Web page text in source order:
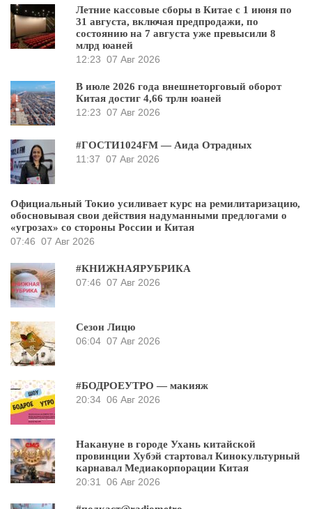
Летние кассовые сборы в Китае с 1 июня по
31 августа, включая предпродажи, по
состоянию на 7 августа уже превысили 8
млрд юаней
12:23 07 Авг 2026
В июле 2026 года внешнеторговый оборот
Китая достиг 4,66 трлн юаней
12:23 07 Авг 2026
#ГОСТИ1024FM — Аида Отрадных
11:37 07 Авг 2026
Официальный Токио усиливает курс на ремилитаризацию,
обосновывая свои действия надуманными предлогами о
«угрозах» со стороны России и Китая
07:46 07 Авг 2026
#КНИЖНАЯРУБРИКА
07:46 07 Авг 2026
Сезон Лицю
06:04 07 Авг 2026
#БОДРОЕУТРО — макияж
20:34 06 Авг 2026
Накануне в городе Ухань китайской
провинции Хубэй стартовал Кинокультурный
карнавал Медиакорпорации Китая
20:31
06 Авг 2026